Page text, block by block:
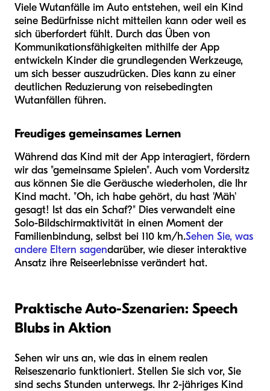
Viele Wutanfälle im Auto entstehen, weil ein Kind
seine Bedürfnisse nicht mitteilen kann oder weil es
sich überfordert fühlt. Durch das Üben von
Kommunikationsfähigkeiten mithilfe der App
entwickeln Kinder die grundlegenden Werkzeuge,
um sich besser auszudrücken. Dies kann zu einer
deutlichen Reduzierung von reisebedingten
Wutanfällen führen.
Freudiges gemeinsames Lernen
Während das Kind mit der App interagiert, fördern
wir das "gemeinsame Spielen". Auch vom Vordersitz
aus können Sie die Geräusche wiederholen, die Ihr
Kind macht. "Oh, ich habe gehört, du hast 'Mäh'
gesagt! Ist das ein Schaf?" Dies verwandelt eine
Solo-Bildschirmaktivität in einen Moment der
Familienbindung, selbst bei 110 km/h.Sehen Sie, was
andere Eltern sagendarüber, wie dieser interaktive
Ansatz ihre Reiseerlebnisse verändert hat.
Praktische Auto-Szenarien: Speech
Blubs in Aktion
Sehen wir uns an, wie das in einem realen
Reiseszenario funktioniert. Stellen Sie sich vor, Sie
sind sechs Stunden unterwegs. Ihr 2-jähriges Kind